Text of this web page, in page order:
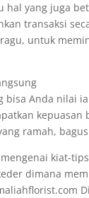
hal yang juga
transaksi
untuk
bisa Anda nilai
ramah,
kiat-
dimana